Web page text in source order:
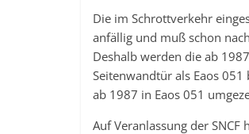
Die im Schrottverkehr
anfällig und muß schon
Deshalb werden die ab
Seitenwandtür als Eaos
ab 1987 in Eaos 051
Auf Veranlassung der